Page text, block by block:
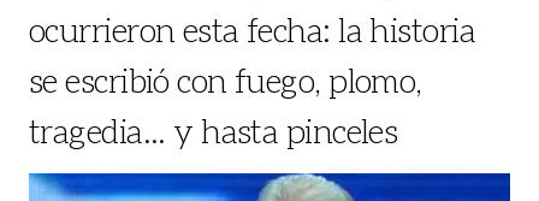
ocurrieron esta fecha: la historia
se escribió con fuego, plomo,
tragedia... y hasta pinceles